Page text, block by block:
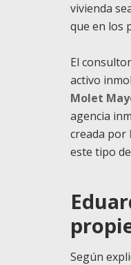
vivienda
que en los
El
activo
Molet
agencia
creada por
este tipo
Según